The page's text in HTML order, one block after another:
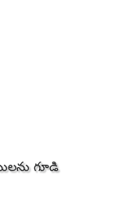
గూడి